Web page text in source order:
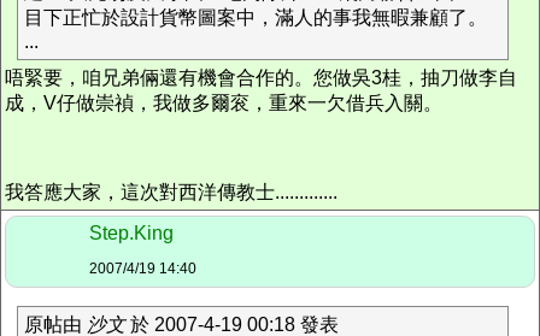
目下正忙於設計貨幣圖案中，滿人的事我無暇兼顧了。
...
唔緊要，咱兄弟倆還有機會合作的。您做吳3桂，抽刀做李自
成，V仔做崇禎，我做多爾衮，重來一欠借兵入關。
我答應大家，這次對西洋傳教士.............
Step.King
2007/4/19 14:40
原帖由 沙文於 2007-4-19 00:18 發表